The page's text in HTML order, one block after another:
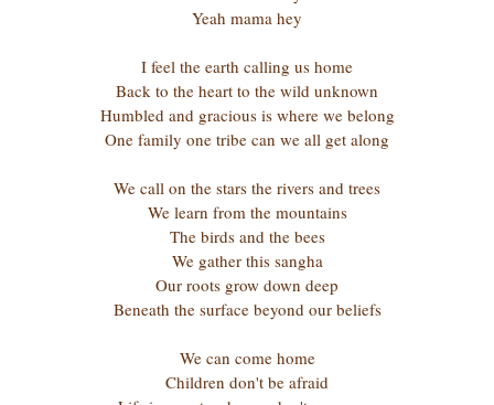
Yeah mama hey
I feel the earth calling us home
Back to the heart to the wild unknown
Humbled and gracious is where we belong
One family one tribe can we all get along
We call on the stars the rivers and trees
We learn from the mountains
The birds and the bees
We gather this sangha
Our roots grow down deep
Beneath the surface beyond our beliefs
We can come home
Children don't be afraid